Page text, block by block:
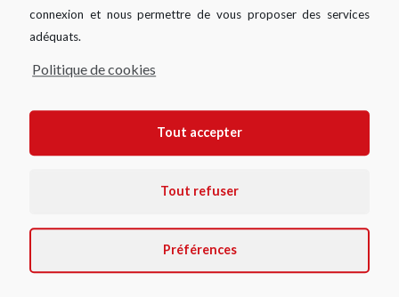
connexion et nous permettre de vous proposer des services
adéquats.
Politique de cookies
Tout accepter
Tout refuser
Préférences